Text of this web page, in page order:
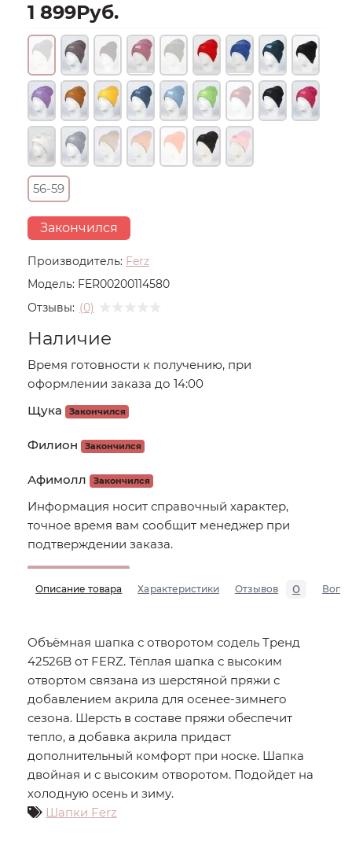
Производитель: Ferz
Модель: FER00200114580
Отзывы: (0)
1 899Руб.
56-59
Закончился
Наличие
Время готовности к получению, при
оформлении заказа до 14:00
Щука
Закончился
Филион Закончился
Афимолл Закончился
Информация носит справочный характер,
точное время вам сообщит менеджер при
подтверждении заказа.
Описание товара Характеристики Отзывов 0
Объёмная шапка с отворотом содель Тренд
42526B от FERZ. Тёплая шапка с высоким
отвортом связана из шерстяной пряжи с
добавлением акрила для осенее-зимнего
сезона. Шерсть в составе пряжи обеспечит
тепло, а добавка акрила придаст
дополнительный комфорт при носке. Шапка
двойная и с высоким отворотом. Подойдет на
холодную осень и зиму.
Шапки Ferz